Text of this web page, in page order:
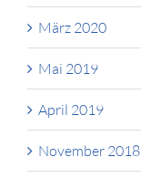
März 2020
Mai 2019
April 2019
November 2018